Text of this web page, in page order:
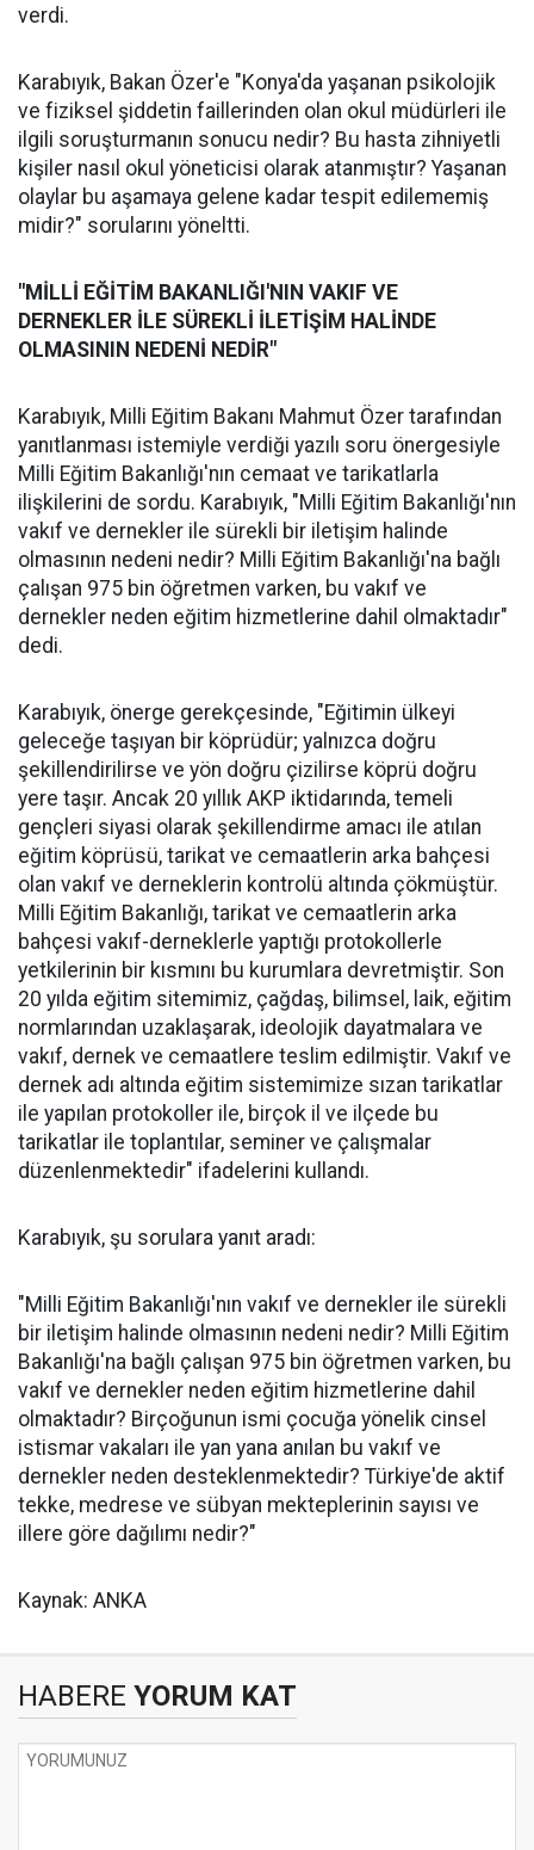
verdi.
Karabıyık, Bakan Özer'e "Konya'da yaşanan psikolojik
ve fiziksel şiddetin faillerinden olan okul müdürleri ile
ilgili soruşturmanın sonucu nedir? Bu hasta zihniyetli
kişiler nasıl okul yöneticisi olarak atanmıştır? Yaşanan
olaylar bu aşamaya gelene kadar tespit edilememiş
midir?" sorularını yöneltti.
"MİLLİ EĞİTİM BAKANLIĞI'NIN VAKIF VE
DERNEKLER İLE SÜREKLİ İLETİŞİM HALİNDE
OLMASININ NEDENİ NEDİR"
Karabıyık, Milli Eğitim Bakanı Mahmut Özer tarafından
yanıtlanması istemiyle verdiği yazılı soru önergesiyle
Milli Eğitim Bakanlığı'nın cemaat ve tarikatlarla
ilişkilerini de sordu. Karabıyık, "Milli Eğitim Bakanlığı'nın
vakıf ve dernekler ile sürekli bir iletişim halinde
olmasının nedeni nedir? Milli Eğitim Bakanlığı'na bağlı
çalışan 975 bin öğretmen varken, bu vakıf ve
dernekler neden eğitim hizmetlerine dahil olmaktadır"
dedi.
Karabıyık, önerge gerekçesinde, "Eğitimin ülkeyi
geleceğe taşıyan bir köprüdür; yalnızca doğru
şekillendirilirse ve yön doğru çizilirse köprü doğru
yere taşır. Ancak 20 yıllık AKP iktidarında, temeli
gençleri siyasi olarak şekillendirme amacı ile atılan
eğitim köprüsü, tarikat ve cemaatlerin arka bahçesi
olan vakıf ve derneklerin kontrolü altında çökmüştür.
Milli Eğitim Bakanlığı, tarikat ve cemaatlerin arka
bahçesi vakıf-derneklerle yaptığı protokollerle
yetkilerinin bir kısmını bu kurumlara devretmiştir. Son
20 yılda eğitim sitemimiz, çağdaş, bilimsel, laik, eğitim
normlarından uzaklaşarak, ideolojik dayatmalara ve
vakıf, dernek ve cemaatlere teslim edilmiştir. Vakıf ve
dernek adı altında eğitim sistemimize sızan tarikatlar
ile yapılan protokoller ile, birçok il ve ilçede bu
tarikatlar ile toplantılar, seminer ve çalışmalar
düzenlenmektedir" ifadelerini kullandı.
Karabıyık, şu sorulara yanıt aradı:
"Milli Eğitim Bakanlığı'nın vakıf ve dernekler ile sürekli
bir iletişim halinde olmasının nedeni nedir? Milli Eğitim
Bakanlığı'na bağlı çalışan 975 bin öğretmen varken, bu
vakıf ve dernekler neden eğitim hizmetlerine dahil
olmaktadır? Birçoğunun ismi çocuğa yönelik cinsel
istismar vakaları ile yan yana anılan bu vakıf ve
dernekler neden desteklenmektedir? Türkiye'de aktif
tekke, medrese ve sübyan mekteplerinin sayısı ve
illere göre dağılımı nedir?"
Kaynak: ANKA
HABERE YORUM KAT